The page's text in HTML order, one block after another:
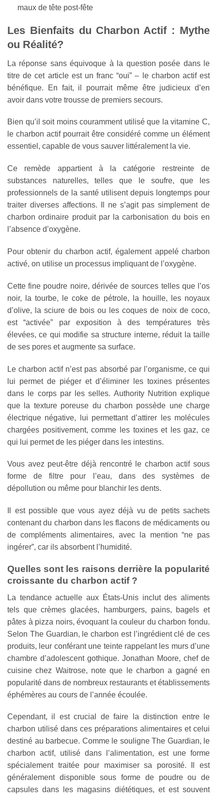
maux de tête post-fête
Les Bienfaits du Charbon Actif : Mythe
ou Réalité?
La réponse sans équivoque à la question posée dans le
titre de cet article est un franc “oui” – le charbon actif est
bénéfique. En fait, il pourrait même être judicieux d’en
avoir dans votre trousse de premiers secours.
Bien qu’il soit moins couramment utilisé que la vitamine C,
le charbon actif pourrait être considéré comme un élément
essentiel, capable de vous sauver littéralement la vie.
Ce remède appartient à la catégorie restreinte de
substances naturelles, telles que le soufre, que les
professionnels de la santé utilisent depuis longtemps pour
traiter diverses affections. Il ne s’agit pas simplement de
charbon ordinaire produit par la carbonisation du bois en
l’absence d’oxygène.
Pour obtenir du charbon actif, également appelé charbon
activé, on utilise un processus impliquant de l’oxygène.
Cette fine poudre noire, dérivée de sources telles que l’os
noir, la tourbe, le coke de pétrole, la houille, les noyaux
d’olive, la sciure de bois ou les coques de noix de coco,
est “activée” par exposition à des températures très
élevées, ce qui modifie sa structure interne, réduit la taille
de ses pores et augmente sa surface.
Le charbon actif n’est pas absorbé par l’organisme, ce qui
lui permet de piéger et d’éliminer les toxines présentes
dans le corps par les selles. Authority Nutrition explique
que la texture poreuse du charbon possède une charge
électrique négative, lui permettant d’attirer les molécules
chargées positivement, comme les toxines et les gaz, ce
qui lui permet de les piéger dans les intestins.
Vous avez peut-être déjà rencontré le charbon actif sous
forme de filtre pour l’eau, dans des systèmes de
dépollution ou même pour blanchir les dents.
Il est possible que vous ayez déjà vu de petits sachets
contenant du charbon dans les flacons de médicaments ou
de compléments alimentaires, avec la mention “ne pas
ingérer”, car ils absorbent l’humidité.
Quelles sont les raisons derrière la popularité
croissante du charbon actif ?
La tendance actuelle aux États-Unis inclut des aliments
tels que crèmes glacées, hamburgers, pains, bagels et
pâtes à pizza noirs, évoquant la couleur du charbon fondu.
Selon The Guardian, le charbon est l’ingrédient clé de ces
produits, leur conférant une teinte rappelant les murs d’une
chambre d’adolescent gothique. Jonathan Moore, chef de
cuisine chez Waitrose, note que le charbon a gagné en
popularité dans de nombreux restaurants et établissements
éphémères au cours de l’année écoulée.
Cependant, il est crucial de faire la distinction entre le
charbon utilisé dans ces préparations alimentaires et celui
destiné au barbecue. Comme le souligne The Guardian, le
charbon actif, utilisé dans l’alimentation, est une forme
spécialement traitée pour maximiser sa porosité. Il est
généralement disponible sous forme de poudre ou de
capsules dans les magasins diététiques, et est souvent